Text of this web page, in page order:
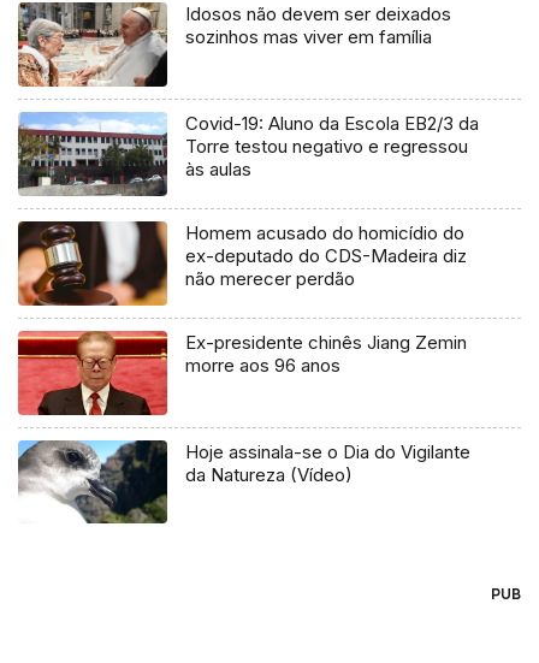
Idosos não devem ser deixados
sozinhos mas viver em família
Covid-19: Aluno da Escola EB2/3 da
Torre testou negativo e regressou
às aulas
Homem acusado do homicídio do
ex-deputado do CDS-Madeira diz
não merecer perdão
Ex-presidente chinês Jiang Zemin
morre aos 96 anos
Hoje assinala-se o Dia do Vigilante
da Natureza (Vídeo)
PUB